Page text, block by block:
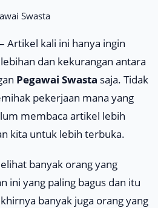
– Artikel kali ini hanya ingin
dan kekurangan antara
Pegawai Swasta saja. Tidak
pekerjaan mana yang
membaca artikel lebih
kita untuk lebih terbuka.
banyak orang yang
ini yang paling bagus dan itu
banyak juga orang yang